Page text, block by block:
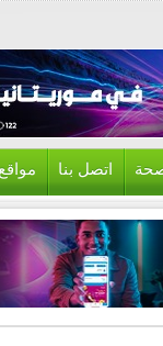
اتصل بنا مواقع